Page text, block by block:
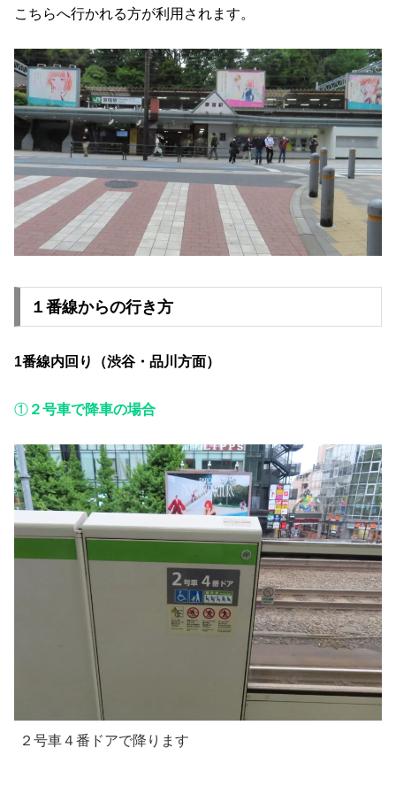
こちらへ行かれる方が利用されます。
１番線からの行き方
1番線内回り（渋谷・品川方面）
① ２号車で降車の場合
２号車４番ドアで降ります